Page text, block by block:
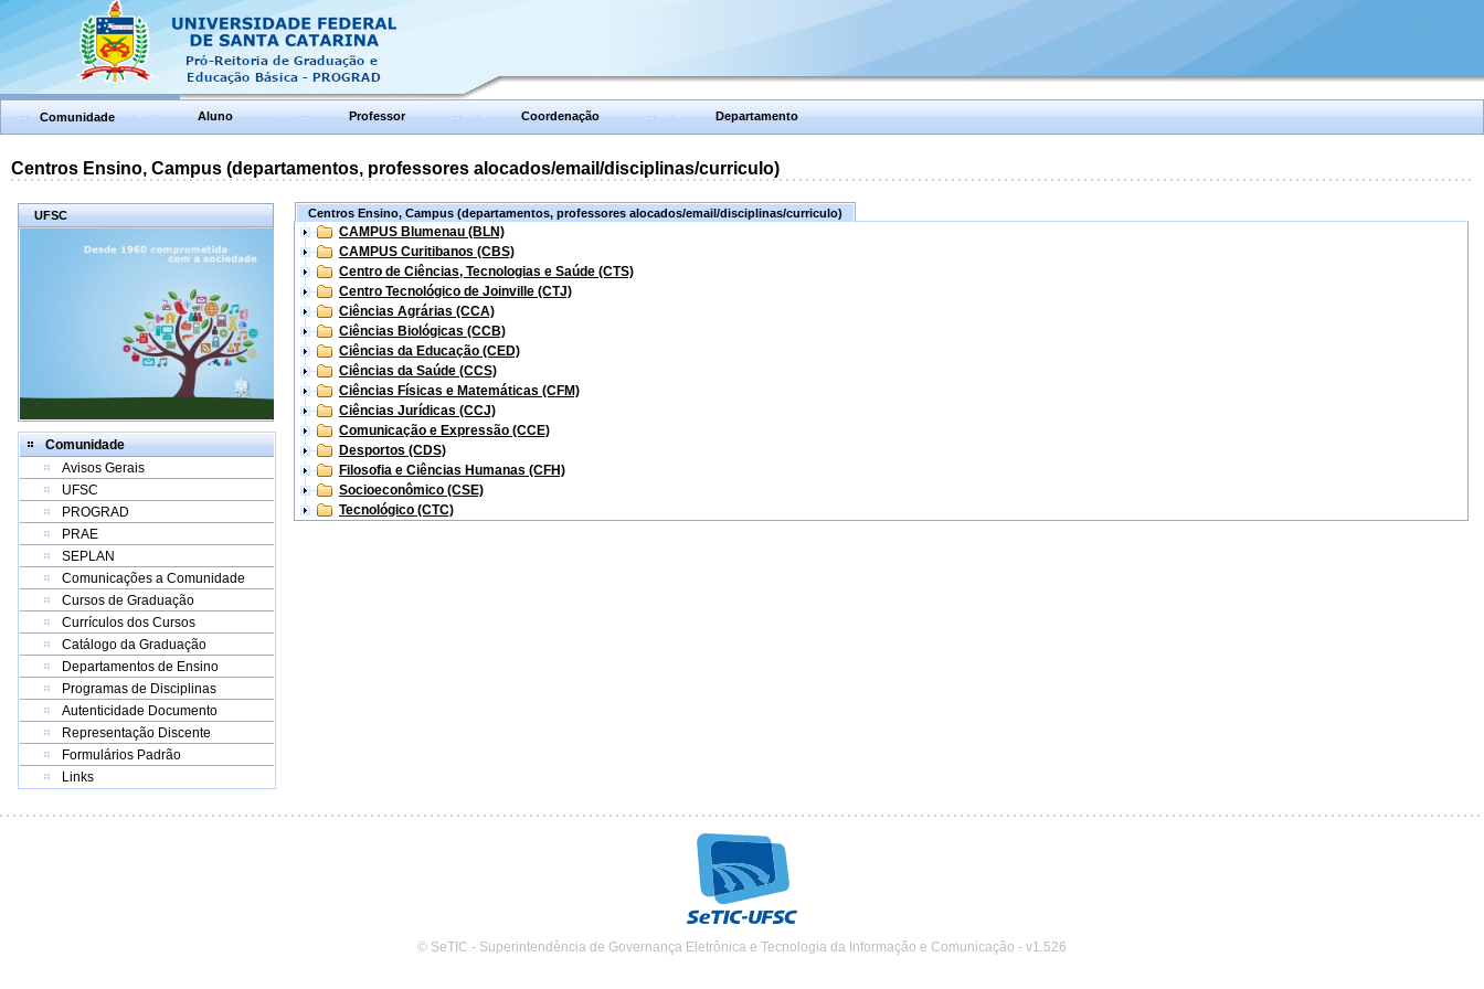
Comunidade Aluno Professor Coordenação Departamento
Centros Ensino, Campus (departamentos, professores alocados/email/disciplinas/curriculo)
UFSC
Comunidade
Avisos Gerais
UFSC
PROGRAD
PRAE
SEPLAN
Comunicações a Comunidade
Cursos de Graduação
Currículos dos Cursos
Catálogo da Graduação
Departamentos de Ensino
Programas de Disciplinas
Autenticidade Documento
Representação Discente
Formulários Padrão
Links
Centros Ensino, Campus (departamentos, professores alocados/email/disciplinas/curriculo)
CAMPUS Blumenau (BLN)
CAMPUS Curitibanos (CBS)
Centro de Ciências, Tecnologias e Saúde (CTS)
Centro Tecnológico de Joinville (CTJ)
Ciências Agrárias (CCA)
Ciências Biológicas (CCB)
Ciências da Educação (CED)
Ciências da Saúde (CCS)
Ciências Físicas e Matemáticas (CFM)
Ciências Jurídicas (CCJ)
Comunicação e Expressão (CCE)
Desportos (CDS)
Filosofia e Ciências Humanas (CFH)
Socioeconômico (CSE)
Tecnológico (CTC)
© SeTIC - Superintendência de Governança Eletrônica e Tecnologia da Informação e Comunicação - v1.526